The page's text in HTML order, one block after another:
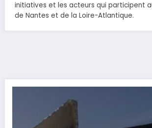
initiatives et les acteurs qui participent
de Nantes et de la Loire-Atlantique.